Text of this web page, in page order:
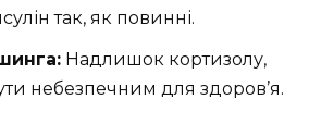
так, як повинні.
Надлишок кортизолу,
небезпечним для здоров’я.